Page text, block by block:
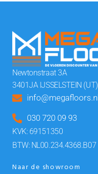
Newtonstraat 3A
3401JA IJSSELSTEIN (UT)
info@megafloors.nl
030 720 09 93
KVK: 69151350
BTW: NL00.234.4368.B07
Naar de showroom